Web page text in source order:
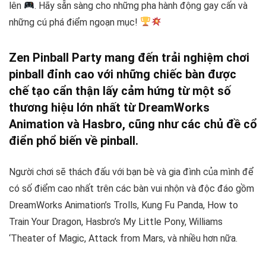
lên
. Hãy sẵn sàng cho những pha hành động gay cấn và
những cú phá điểm ngoạn mục!
Zen Pinball Party mang đến trải nghiệm chơi
pinball đỉnh cao với những chiếc bàn được
chế tạo cẩn thận lấy cảm hứng từ một số
thương hiệu lớn nhất từ ​​DreamWorks
Animation và Hasbro, cũng như các chủ đề cổ
điển phổ biến về pinball.
Người chơi sẽ thách đấu với bạn bè và gia đình của mình để
có số điểm cao nhất trên các bàn vui nhộn và độc đáo gồm
DreamWorks Animation’s Trolls, Kung Fu Panda, How to
Train Your Dragon, Hasbro’s My Little Pony, Williams
‘Theater of Magic, Attack from Mars, và nhiều hơn nữa.